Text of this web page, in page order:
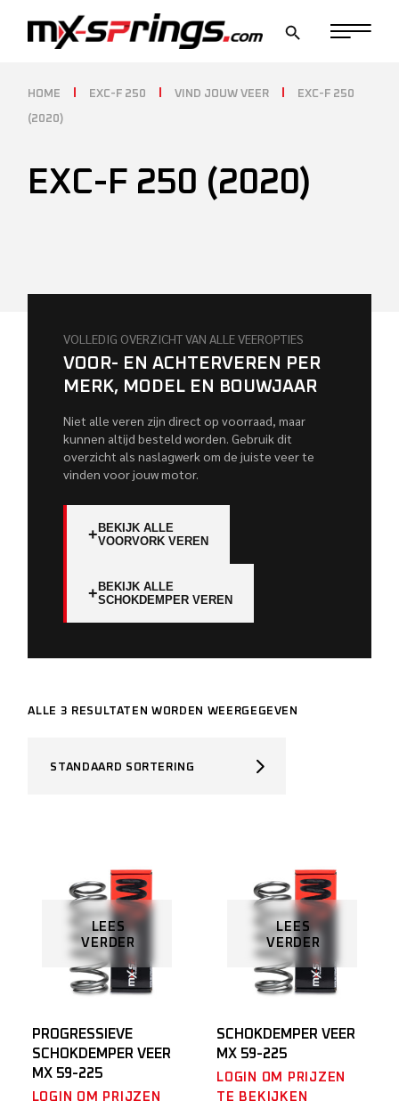
HOME EXC-F 250 VIND JOUW VEER EXC-F 250
(2020)
EXC-F 250 (2020)
VOLLEDIG OVERZICHT VAN ALLE VEEROPTIES
VOOR- EN ACHTERVEREN PER
MERK, MODEL EN BOUWJAAR
Niet alle veren zijn direct op voorraad, maar
kunnen altijd besteld worden. Gebruik dit
overzicht als naslagwerk om de juiste veer te
vinden voor jouw motor.
+BEKIJK ALLE
VOORVORK VEREN
+BEKIJK ALLE
SCHOKDEMPER VEREN
ALLE 3 RESULTATEN WORDEN WEERGEGEVEN
STANDAARD SORTERING
LEES
VERDER
PROGRESSIEVE
SCHOKDEMPER VEER
MX 59-225
LOGIN OM PRIJZEN
LEES
VERDER
SCHOKDEMPER VEER
MX 59-225
LOGIN OM PRIJZEN
TE BEKIJKEN